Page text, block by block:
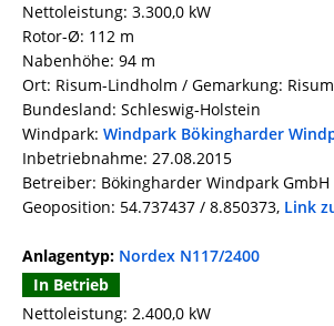
Nettoleistung: 3.300,0 kW
Rotor-Ø: 112 m
Nabenhöhe: 94 m
Ort: Risum-Lindholm / Gemarkung:
Bundesland: Schleswig-Holstein
Windpark: Windpark Bökingharder
Inbetriebnahme: 27.08.2015
Betreiber: Bökingharder Windpark GmbH
Geoposition: 54.737437 / 8.850373, Link
Anlagentyp: Nordex N117/2400
In Betrieb
Nettoleistung: 2.400,0 kW